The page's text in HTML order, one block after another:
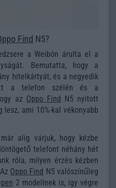
Find N5?
a Weibón árulta el a
Bemutatta, hogy a
hitelkártyát, és a negyedik
a telefon szélén és a
az Oppo Find N5 nyitott
ami 10%-kal vékonyabb
alig várjuk, hogy kézbe
telefont néhány hét
róla, milyen érzés kézben
Oppo Find N5 valószínűleg
2 modellnek is, így végre